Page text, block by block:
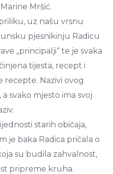
Mršić.
uz našu vrsnu
pjesnikinju Radicu
„principalji“ te je svaka
tijesta, recept i
Nazivi ovog
svako mjesto ima svoj
starih običaja,
je baka Radica pričala o
su budila zahvalnost,
pripreme kruha.